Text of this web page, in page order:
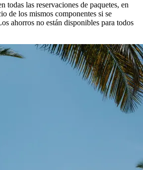
todas las reservaciones de paquetes, en
de los mismos componentes si se
ahorros no están disponibles para todos